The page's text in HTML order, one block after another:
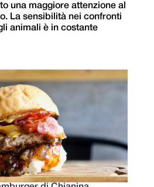
una maggiore attenzione al
La sensibilità nei confronti
animali è in costante